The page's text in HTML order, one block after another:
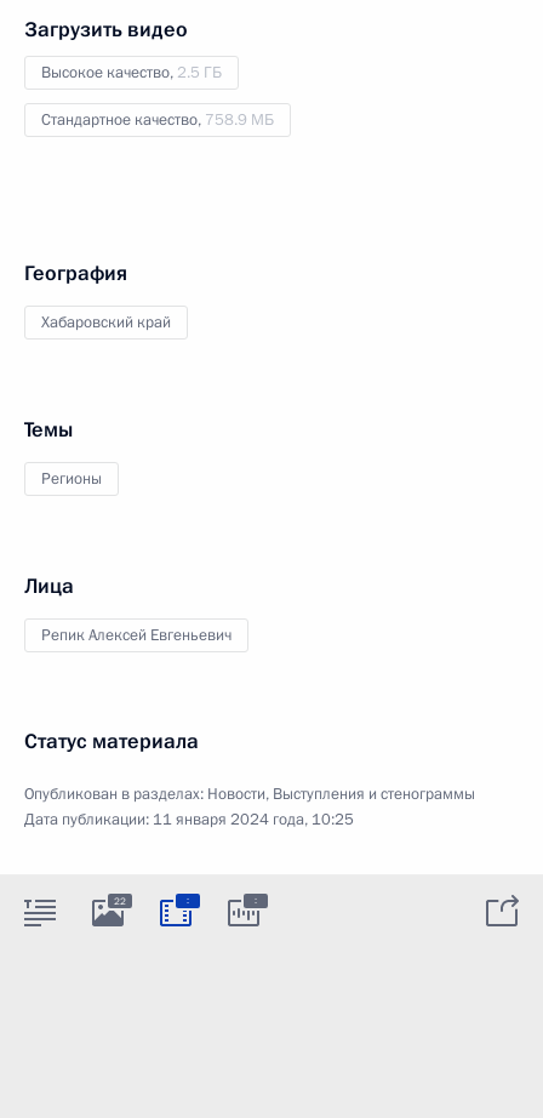
Загрузить видео
Высокое качество, 2.5 ГБ
Стандартное качество, 758.9 МБ
География
Хабаровский край
Темы
Регионы
Лица
Репик Алексей Евгеньевич
Статус материала
Опубликован в разделах: Новости, Выступления и стенограммы
Дата публикации: 11 января 2024 года, 10:25
22 : :